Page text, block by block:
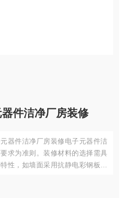
件洁净厂房装修
器件洁净厂房装修电子元器件洁
求为准则。装修材料的选择需具
性，如墙面采用抗静电彩钢板，